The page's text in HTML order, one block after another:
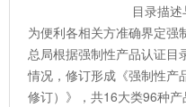
目录描
为便利各相关方准确界定强
总局根据强制性产品认证目
情况，修订形成《强制性产
修订）》，共16大类96种